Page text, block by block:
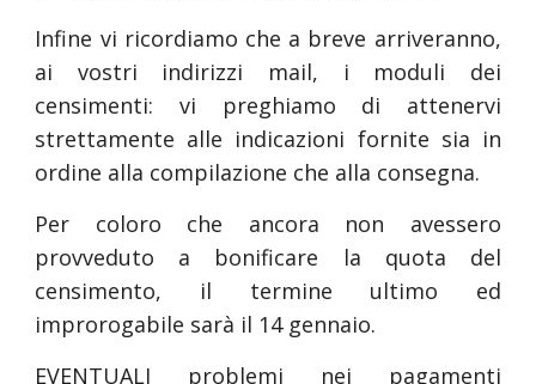
Infine vi ricordiamo che a breve arriveranno,
ai vostri indirizzi mail, i moduli dei
censimenti: vi preghiamo di attenervi
strettamente alle indicazioni fornite sia in
ordine alla compilazione che alla consegna.
Per coloro che ancora non avessero
provveduto a bonificare la quota del
censimento, il termine ultimo ed
improrogabile sarà il 14 gennaio.
EVENTUALI problemi nei pagamenti